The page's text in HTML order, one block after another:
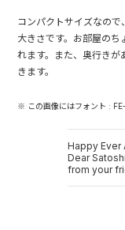
コンパクトサイズなの
大きさです。お部屋のち
れます。また、奥行きが
きます。
※ この画像にはフォント :
Happy Ever
Dear
from your